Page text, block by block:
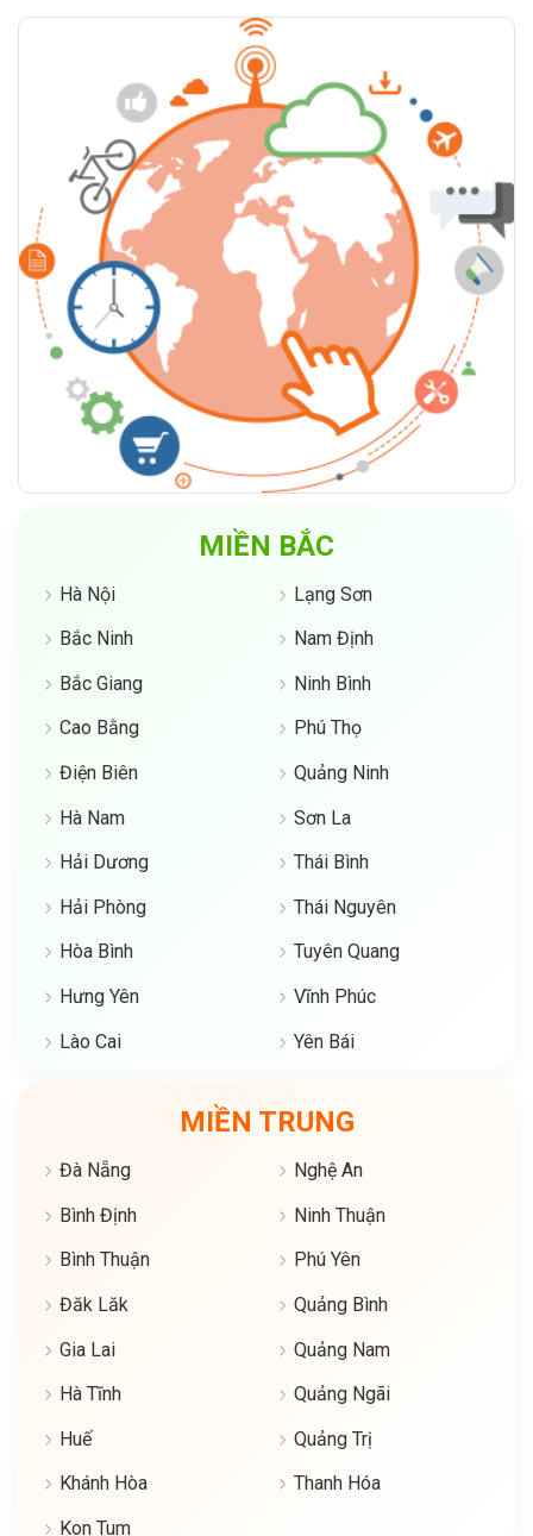
MIỀN BẮC
Hà Nội
Bắc Ninh
Bắc Giang
Cao Bằng
Điện Biên
Hà Nam
Hải Dương
Hải Phòng
Hòa Bình
Hưng Yên
Lào Cai
Lạng Sơn
Nam Định
Ninh Bình
Phú Thọ
Quảng Ninh
Sơn La
Thái Bình
Thái Nguyên
Tuyên Quang
Vĩnh Phúc
Yên Bái
MIỀN TRUNG
Đà Nẵng
Bình Định
Bình Thuận
Đăk Lăk
Gia Lai
Hà Tĩnh
Huế
Khánh Hòa
Kon Tum
Nghệ An
Ninh Thuận
Phú Yên
Quảng Bình
Quảng Nam
Quảng Ngãi
Quảng Trị
Thanh Hóa